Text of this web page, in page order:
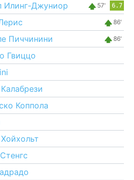
Илинг-Джуниор 57' 6.7
86'
Пиччинини 86'
Гвиццо
Коппола